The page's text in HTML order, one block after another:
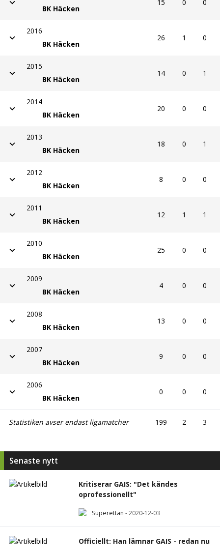
BK Häcken
15 0 0
2016
BK Häcken
26 1 0
2015
BK Häcken
14 0 1
2014
BK Häcken
20 0 0
2013
BK Häcken
18 0 1
2012
BK Häcken
8 0 0
2011
BK Häcken
12 1 1
2010
BK Häcken
25 0 0
2009
BK Häcken
4 0 0
2008
BK Häcken
13 0 0
2007
BK Häcken
9 0 0
2006
BK Häcken
0 0 0
Statistiken avser endast ligamatcher 199 2 3
Senaste nytt
Kritiserar GAIS: "Det kändes
oprofessionellt"
Superettan -2020-12-03
Officiellt: Han lämnar GAIS - redan nu